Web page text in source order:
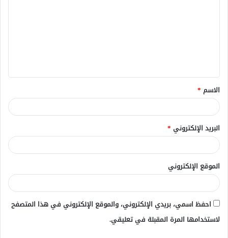
ق
*
الاسم *
البريد الإلكتروني *
الموقع الإلكتروني
احفظ اسمي، بريدي الإلكتروني، والموقع الإلكتروني في هذا المتصفح
لاستخدامها المرة المقبلة في تعليقي.